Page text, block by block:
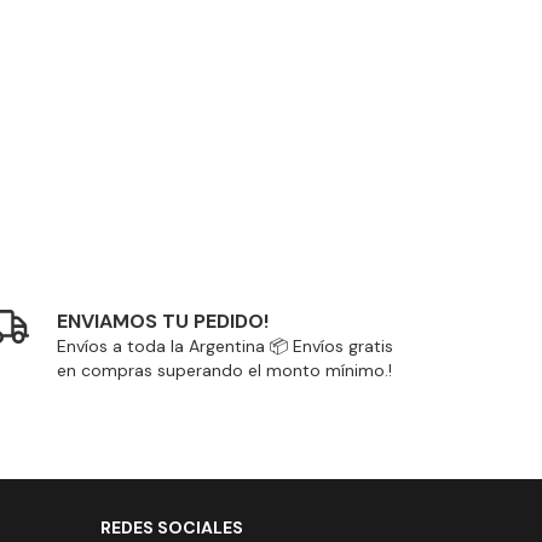
ENVIAMOS TU PEDIDO!
Envíos a toda la Argentina 📦 Envíos gratis
en compras superando el monto mínimo.!
REDES SOCIALES